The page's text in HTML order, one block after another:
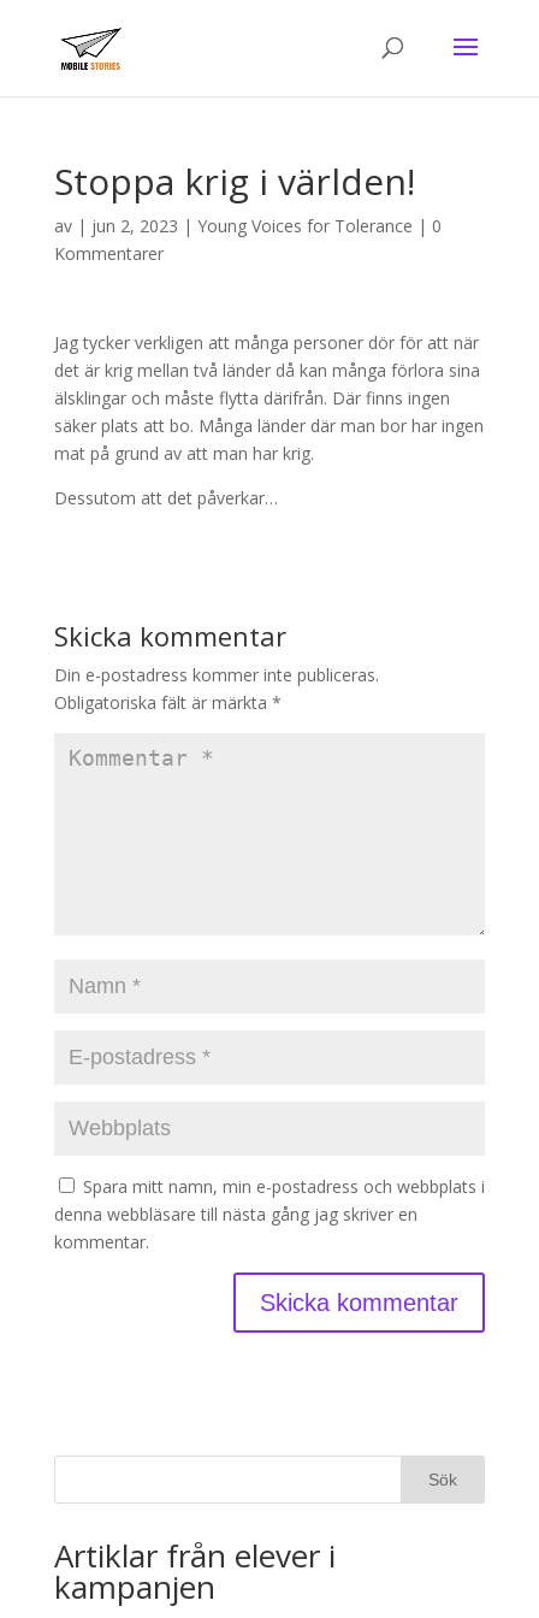
Stoppa krig i världen!
av | jun 2, 2023 | Young Voices for Tolerance | 0
Kommentarer
Jag tycker verkligen att många personer dör för att när
det är krig mellan två länder då kan många förlora sina
älsklingar och måste flytta därifrån. Där finns ingen
säker plats att bo. Många länder där man bor har ingen
mat på grund av att man har krig.
Dessutom att det påverkar…
Skicka kommentar
Din e-postadress kommer inte publiceras.
Obligatoriska fält är märkta *
Spara mitt namn, min e-postadress och webbplats i
denna webbläsare till nästa gång jag skriver en
kommentar.
Artiklar från elever i
kampanjen